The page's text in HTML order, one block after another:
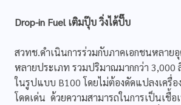
Drop-in Fuel เติมปุ๊บ วิ่งได้ปั๊บ
สวทช.ดำเนินการร่วมกับภาคเอกชนหลาย
หลายประเภท รวมปริมาณมากกว่า 3,000
ในรูปแบบ B100 โดยไม่ต้องดัดแปลงเครื่
โดดเด่น ด้วยความสามารถในการเป็นเชื้